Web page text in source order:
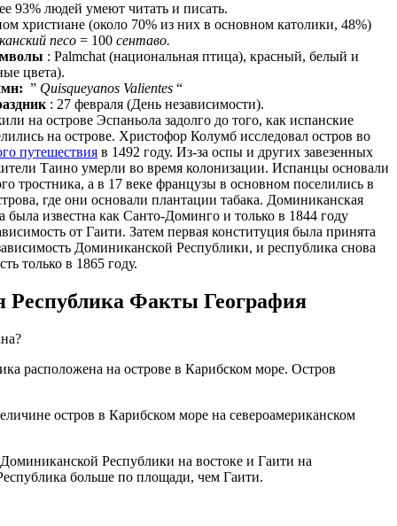
93% людей умеют читать и писать.
христиане (около 70% из них в основном католики, 48%)
песо = 100 сентаво.
: Palmchat (национальная птица), красный, белый и
цвета).
” Quisqueyanos Valientes “
: 27 февраля (День независимости).
на острове Эспаньола задолго до того, как испанские
на острове. Христофор Колумб исследовал остров во
путешествия в 1492 году. Из-за оспы и других завезенных
Таино умерли во время колонизации. Испанцы основали
тростника, а в 17 веке французы в основном поселились в
где они основали плантации табака. Доминиканская
была известна как Санто-Доминго и только в 1844 году
от Гаити. Затем первая конституция была принята
Доминиканской Республики, и республика снова
только в 1865 году.
Республика Факты География
расположена на острове в Карибском море. Остров
остров в Карибском море на североамериканском
Республики на востоке и Гаити на
больше по площади, чем Гаити.